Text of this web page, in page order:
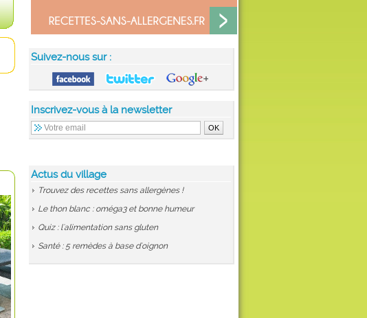
Suivez-nous sur :
Inscrivez-vous à la newsletter
Actus du village
Trouvez des recettes sans allergènes !
Le thon blanc : oméga3 et bonne humeur
Quiz : l'alimentation sans gluten
Santé : 5 remèdes à base d'oignon